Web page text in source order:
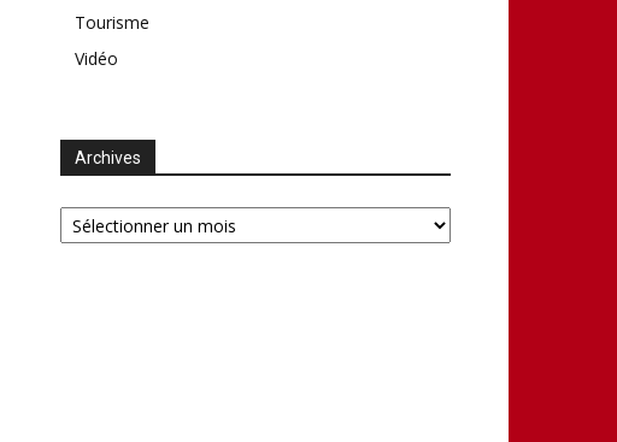
Tourisme
Vidéo
Archives
Archives